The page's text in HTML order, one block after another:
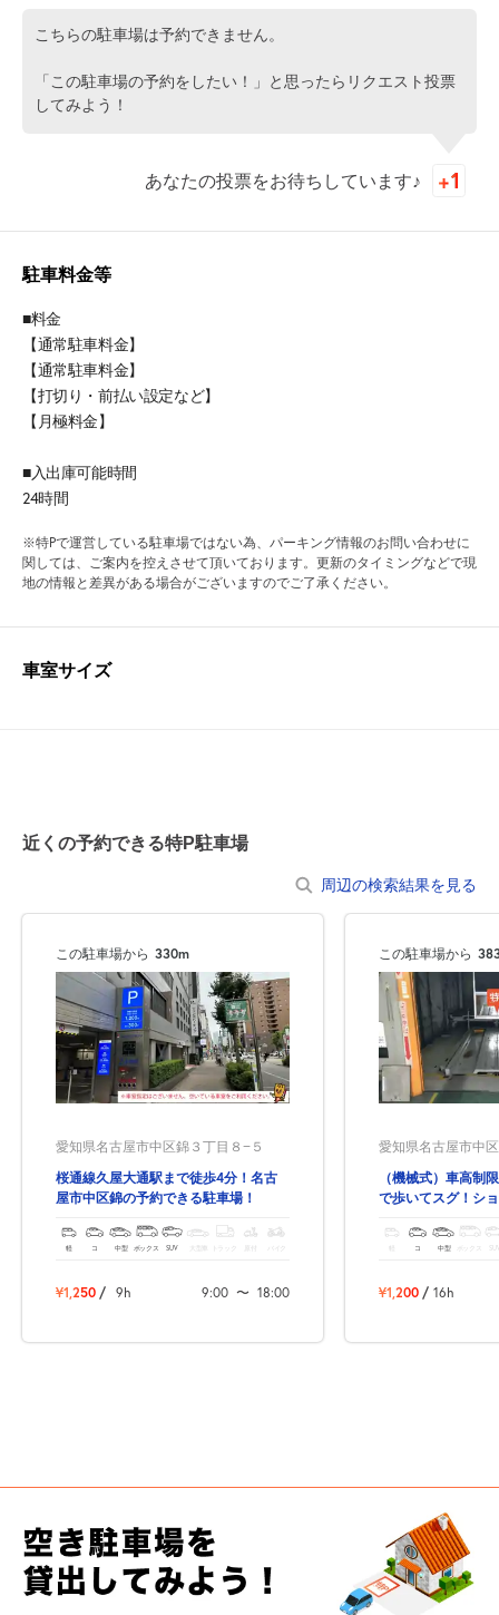
こちらの駐車場は予約できません。
「この駐車場の予約をしたい！」と思ったらリクエスト投票
してみよう！
あなたの投票をお待ちしています♪
駐車料金等
■料金
【通常駐車料金】
【通常駐車料金】
【打切り・前払い設定など】
【月極料金】
■入出庫可能時間
24時間
※特Pで運営している駐車場ではない為、パーキング情報のお問い合わせに
関しては、ご案内を控えさせて頂いております。更新のタイミングなどで現
地の情報と差異がある場合がございますのでご了承ください。
車室サイズ
近くの予約できる特P駐車場
周辺の検索結果を見る
この駐車場から 330m
愛知県名古屋市中区錦３丁目８−５
桜通線久屋大通駅まで徒歩4分！名古
屋市中区錦の予約できる駐車場！
軽 コ 中型 ボックス SUV 大型車 トラック バイク
¥1,250 / 9h 9:00 〜 18:00
この駐車場から
愛知県名古屋市中
（機械式）車高制
で歩いてスグ！シ
軽 コ 中型 ボックス
¥1,200 / 16h